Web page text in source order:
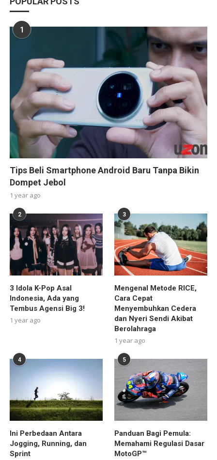
1
Tips Beli Smartphone Android Baru Tanpa Bikin
Dompet Jebol
1 year ago
2
3 Idola K-Pop Asal
Indonesia, Ada yang
Tembus Agensi Big 3!
1 year ago
3
Mengenal Metode RICE,
Cara Cepat
Menyembuhkan Cedera
dan Nyeri Sendi Akibat
Berolahraga
1 year ago
4
Ini Perbedaan Antara
Jogging, Running, dan
Sprint
5
Panduan Bagi Pemula:
Memahami Regulasi Dasar
MotoGP™